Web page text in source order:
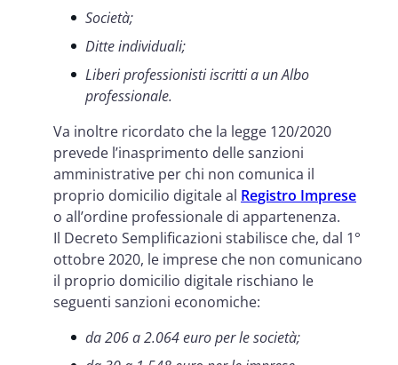
Società;
Ditte individuali;
Liberi professionisti iscritti a un Albo
professionale.
Va inoltre ricordato che la legge 120/2020
prevede l’inasprimento delle sanzioni
amministrative per chi non comunica il
proprio domicilio digitale al Registro Imprese
o all’ordine professionale di appartenenza.
Il Decreto Semplificazioni stabilisce che, dal 1°
ottobre 2020, le imprese che non comunicano
il proprio domicilio digitale rischiano le
seguenti sanzioni economiche:
da 206 a 2.064 euro per le società;